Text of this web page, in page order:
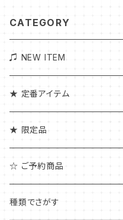
CATEGORY
♫ NEW ITEM
★ 定番アイテム
★ 限定品
☆ ご予約商品
種類でさがす